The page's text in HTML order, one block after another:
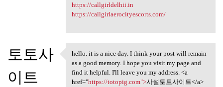
https://callgirldelhii.in
https://callgirlaerocityescorts.com/
토토사
이트
hello. it is a nice day. I
hello. it is a nice day. I think your post will remain
as a good memory. I hope you visit my page and
find it helpful. I'll leave you my address. <a
href="https://totopig.com">사설토토사이트</a>